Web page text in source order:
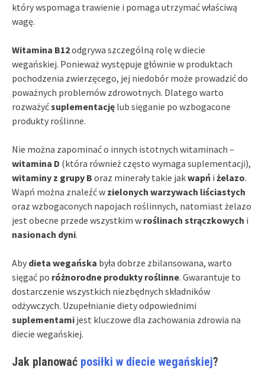
który wspomaga trawienie i pomaga utrzymać właściwą
wagę.
Witamina B12odgrywa szczególną rolę w diecie
wegańskiej. Ponieważ występuje głównie w produktach
pochodzenia zwierzęcego, jej niedobór może prowadzić do
poważnych problemów zdrowotnych. Dlatego warto
rozważyćsuplementację lub sięganie po wzbogacone
produkty roślinne.
Nie można zapominać o innych istotnych witaminach –
witamina D (która również często wymaga suplementacji),
witaminy z grupy B oraz minerały takie jakwapń i żelazo.
Wapń można znaleźć w zielonych warzywach liściastych
oraz wzbogaconych napojach roślinnych, natomiast żelazo
jest obecne przede wszystkim w roślinach strączkowych i
nasionach dyni.
Aby dieta wegańska była dobrze zbilansowana, warto
sięgać po różnorodne produkty roślinne. Gwarantuje to
dostarczenie wszystkich niezbędnych składników
odżywczych. Uzupełnianie diety odpowiednimi
suplementami jest kluczowe dla zachowania zdrowia na
diecie wegańskiej.
Jak planować posiłki w diecie wegańskiej?